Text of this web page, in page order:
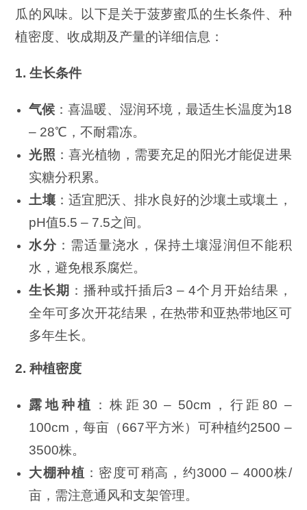
瓜的风味。以下是关于菠萝蜜瓜的生长条件、种
植密度、收成期及产量的详细信息：
1. 生长条件
气候 ：喜温暖、湿润环境，最适生长温度为18
– 28℃，不耐霜冻。
光照 ：喜光植物，需要充足的阳光才能促进果
实糖分积累。
土壤：适宜肥沃、排水良好的沙壤土或壤土，
pH值5.5 – 7.5之间。
水分：需适量浇水，保持土壤湿润但不能积
水，避免根系腐烂。
生长期 ：播种或扦插后3 – 4个月开始结果，
全年可多次开花结果，在热带和亚热带地区可
多年生长。
2. 种植密度
露地种植
：株距30 – 50cm，行距80 –
100cm，每亩（667平方米）可种植约2500 –
3500株。
大棚种植 ：密度可稍高，约3000 – 4000株/
亩，需注意通风和支架管理。